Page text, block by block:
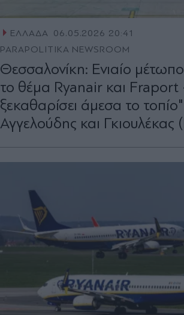
ΕΛΛΑΔΑ 06.05.2026 20:41
PARAPOLITIKA NEWSROOM
Θεσσαλονίκη: Ενιαίο
το θέμα Ryanair και
ξεκαθαρίσει άμεσα το
Αγγελούδης και Γκιουλέκας